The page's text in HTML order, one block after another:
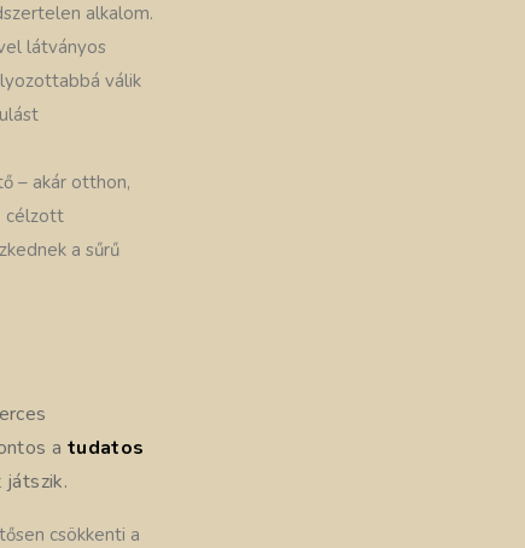
alkalom.
látványos
válik
– akár otthon,
célzott
a sűrű
a tudatos
játszik.
csökkenti a